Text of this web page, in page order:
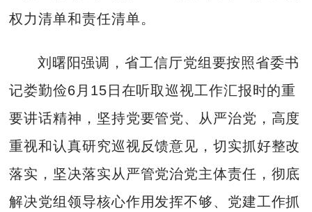
权力清单和责任清单。
刘曙阳强调，省工信厅党组要按照省委书
记娄勤俭6月15日在听取巡视工作汇报时的重
要讲话精神，坚持党要管党、从严治党，高度
重视和认真研究巡视反馈意见，切实抓好整改
落实，坚决落实从严管党治党主体责任，彻底
解决党组领导核心作用发挥不够、党建工作抓